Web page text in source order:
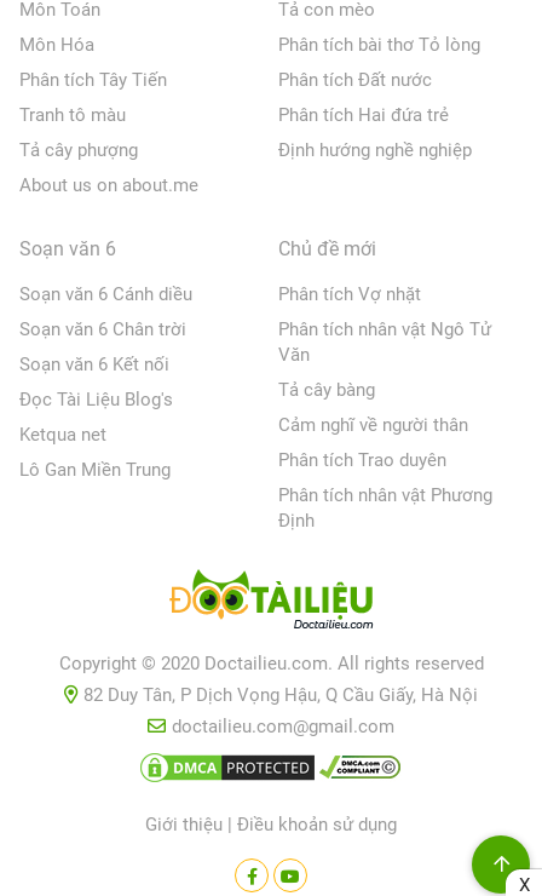
Môn Toán
Môn Hóa
Phân tích Tây Tiến
Tranh tô màu
Tả cây phượng
About us on about.me
Tả con mèo
Phân tích bài thơ Tỏ lòng
Phân tích Đất nước
Phân tích Hai đứa trẻ
Định hướng nghề nghiệp
Soạn văn 6
Soạn văn 6 Cánh diều
Soạn văn 6 Chân trời
Soạn văn 6 Kết nối
Đọc Tài Liệu Blog's
Ketqua net
Lô Gan Miền Trung
Chủ đề mới
Phân tích Vợ nhặt
Phân tích nhân vật Ngô Tử
Văn
Tả cây bàng
Cảm nghĩ về người thân
Phân tích Trao duyên
Phân tích nhân vật Phương
Định
Copyright © 2020 Doctailieu.com. All rights reserved
82 Duy Tân, P Dịch Vọng Hậu, Q Cầu Giấy, Hà Nội
doctailieu.com@gmail.com
Giới thiệu | Điều khoản sử dụng
X